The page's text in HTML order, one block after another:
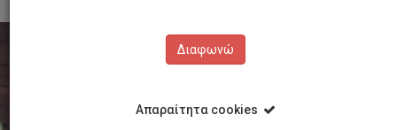
Διαφωνώ
Απαραίτητα cookies